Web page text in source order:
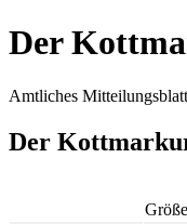
Der
Amtliches
Der
Größe